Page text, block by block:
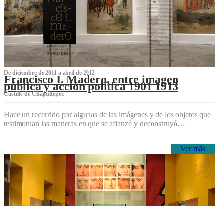
De diciembre de 2011 a abril de 2012
Francisco I. Madero, entre imagen
pública y acción política 1901 1913
Castillo de Chapultepec
Hace un recorrido por algunas de las imágenes y de los objetos que
testimonian las maneras en que se afianzó y deconstruyó…
Ver más